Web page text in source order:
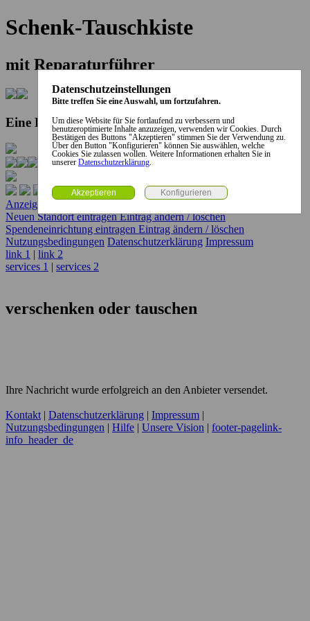
Schenk-Tauschkiste
mit Reparaturführer
Eine Kooperation der Stadt und des Landkreises...
Anzeige erstellen
Neuen Standort eintragenEintrag ändern / löschen
Spendeneinrichtung eintragen Eintrag ändern / löschen
Nutzungsbedingungen Datenschutzerklärung Impressum
link 1 | link 2
services 1 | services 2
verschenken oder tauschen
Ihre Nachricht wurde erfolgreich an den Anbieter versendet.
Kontakt| Datenschutzerklärung Impressum
Nutzungsbedingungen
Hilfe Unsere Vision
footer-pagelink-
info_header_de
Datenschutzeinstellungen
Bitte treffen Sie eine Auswahl, um fortzufahren.
Um diese Website für Sie fortlaufend zu verbessern und
benutzeroptimierte Inhalte anzuzeigen, verwenden wir Cookies. Durch
Bestätigen des Buttons "Akzeptieren" stimmen Sie der Verwendung zu.
Über den Button "Konfigurieren" können Sie auswählen, welche
Cookies Sie zulassen wollen. Weitere Informationen erhalten Sie in
unserer Datenschutzerklärung.